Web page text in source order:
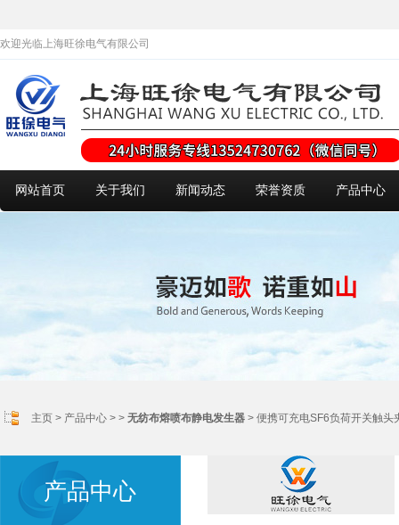
欢迎光临上海旺徐电气有限公司
网站首页 关于我们 新闻动态 荣誉资质 产品中心
主页 > 产品中心 > > 无纺布熔喷布静电发生器 > 便携可充电SF6负荷开关触头
产品中心